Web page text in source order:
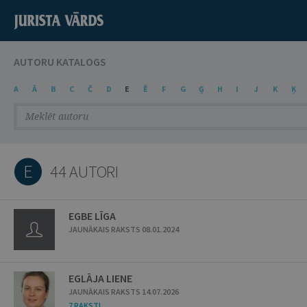
AUTORU KATALOGS
A Ā B C Č D E Ē F G Ģ H I J K Ķ
E 44 AUTORI
EGBE LĪGA
JAUNĀKAIS RAKSTS 08.01.2024
EGLĀJA LIENE
JAUNĀKAIS RAKSTS 14.07.2026